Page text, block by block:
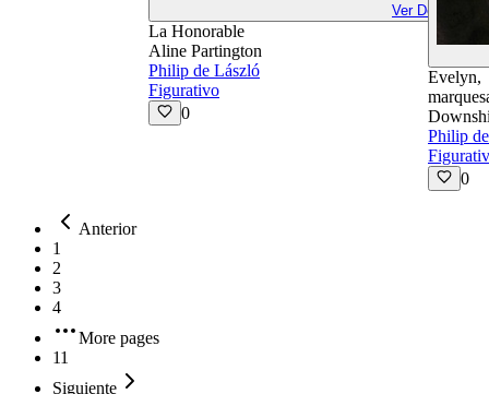
Ver Detalles
La Honorable
Aline Partington
Philip de László
Figurativo
0
Evelyn,
Philip
0
Anterior
1
2
3
4
More pages
11
Siguiente